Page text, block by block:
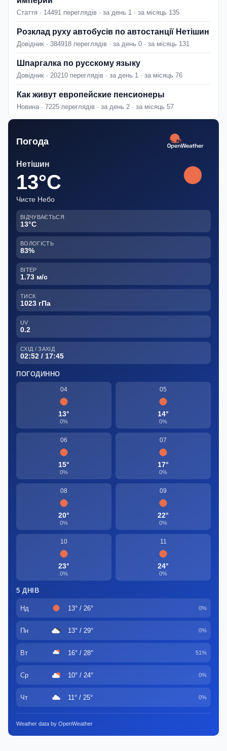
Стаття · 14491 переглядів · за день 1 · за місяць 135
Розклад руху автобусів по автостанції Нетішин
Довідник · 384918 переглядів · за день 0 · за місяць 131
Шпаргалка по русскому языку
Довідник · 20210 переглядів · за день 1 · за місяць 76
Как живут европейские пенсионеры
Новина · 7225 переглядів · за день 2 · за місяць 57
Погода
Нетішин
13°C
Чисте Небо
ВІДЧУВАЄТЬСЯ
13°C
ВОЛОГІСТЬ
83%
ВІТЕР
1.73 м/с
ТИСК
1023 гПа
UV
0.2
СХІД / ЗАХІД
02:52 / 17:45
ПОГОДИННО
04
13°
0%
05
14°
0%
06
15°
0%
07
17°
0%
08
20°
0%
09
22°
0%
10
23°
0%
11
24°
0%
5 ДНІВ
Нд 13° / 26° 0%
Пн 13° / 29° 0%
Вт 16° / 28° 51%
Ср 10° / 24° 0%
Чт 11° / 25° 0%
Weather data by OpenWeather